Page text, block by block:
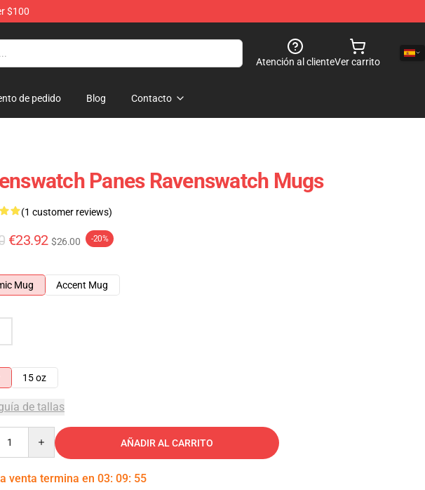
$100
Atención al clienteVer carrito
de pedido Blog Contacto
Panes Ravenswatch Mugs
(1 customer reviews)
€23.92 $26.00 -20%
Mug
Accent Mug
15 oz
de tallas
AÑADIR AL CARRITO
venta termina en 03: 09: 54